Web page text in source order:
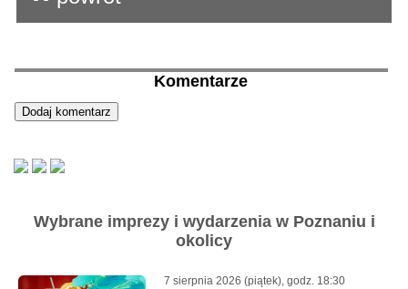
Komentarze
Wybrane imprezy i wydarzenia w Poznaniu i
okolicy
7 sierpnia 2026 (piątek), godz. 18:30